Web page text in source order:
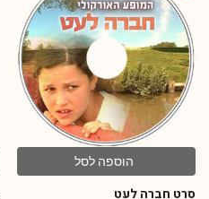
הוספה לסל
סרט חברה לעט